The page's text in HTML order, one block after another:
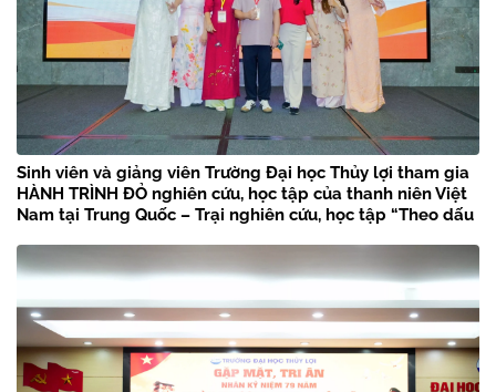
Sinh viên và giảng viên Trường Đại học Thủy lợi tham gia
HÀNH TRÌNH ĐỎ nghiên cứu, học tập của thanh niên Việt
Nam tại Trung Quốc – Trại nghiên cứu, học tập “Theo dấu